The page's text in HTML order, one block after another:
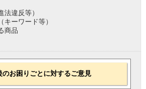
法違反等）
キーワード等）
商品
のお困りごとに対するご意見